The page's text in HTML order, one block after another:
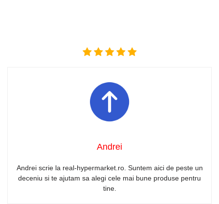
Andrei
Andrei scrie la real-hypermarket.ro. Suntem aici de peste un
deceniu si te ajutam sa alegi cele mai bune produse pentru
tine.